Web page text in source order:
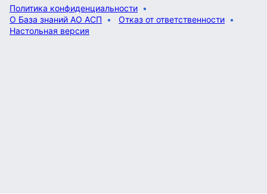
Политика конфиденциальности
О База знаний АО АСП
Отказ от ответственности
Настольная версия